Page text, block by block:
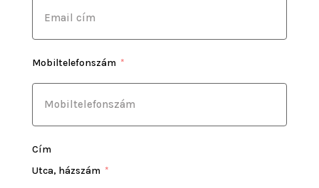
Mobiltelefonszám
Cím
Utca, házszám